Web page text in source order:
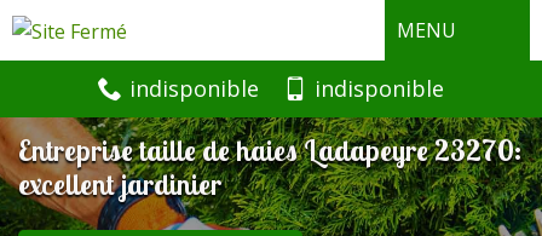
MENU
indisponible indisponible
Entreprise taille de haies Ladapeyre 23270:
excellent jardinier